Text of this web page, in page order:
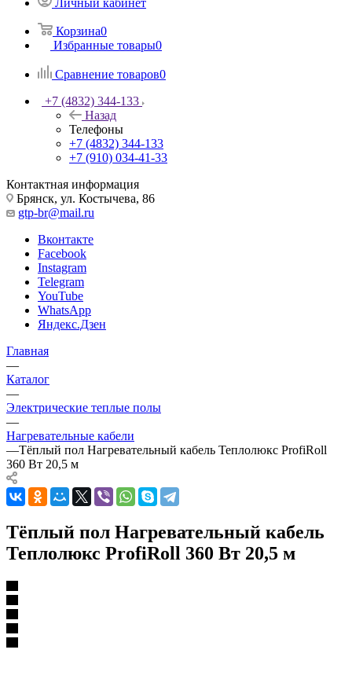
Личный кабинет
Корзина0
Избранные товары0
Сравнение товаров0
+7 (4832) 344-133
Назад
Телефоны
+7 (4832) 344-133
+7 (910) 034-41-33
Контактная информация
Брянск, ул. Костычева, 86
gtp-br@mail.ru
Вконтакте
Facebook
Instagram
Telegram
YouTube
WhatsApp
Яндекс.Дзен
Главная
—
Каталог
—
Электрические теплые полы
—
Нагревательные кабели
—Тёплый пол Нагревательный кабель Теплолюкс ProfiRoll
360 Вт 20,5 м
Тёплый пол Нагревательный кабель
Теплолюкс ProfiRoll 360 Вт 20,5 м